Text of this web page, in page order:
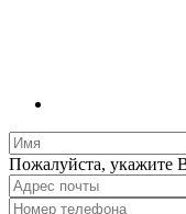
Пожалуйста, укажите